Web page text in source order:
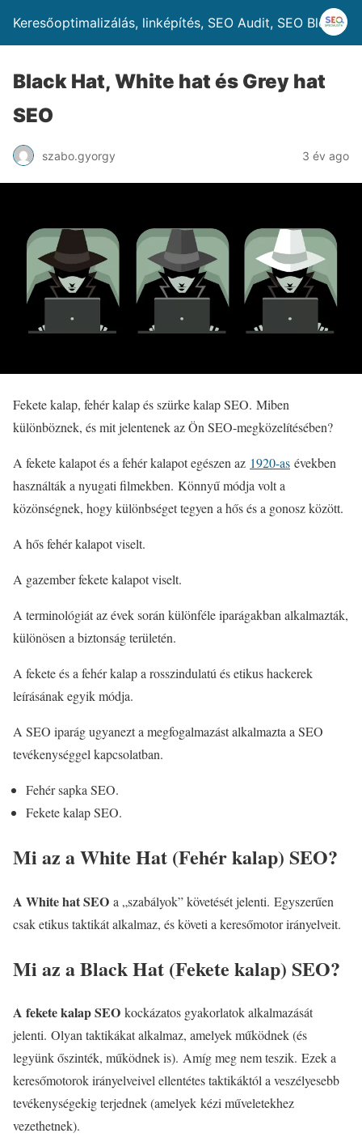
Keresőoptimalizálás, linképítés, SEO Audit, SEO Blog
Black Hat, White hat és Grey hat
SEO
szabo.gyorgy 3 év ago
Fekete kalap, fehér kalap és szürke kalap SEO. Miben
különböznek, és mit jelentenek az Ön SEO-megközelítésében?
A fekete kalapot és a fehér kalapot egészen az 1920-as években
használták a nyugati filmekben. Könnyű módja volt a
közönségnek, hogy különbséget tegyen a hős és a gonosz között.
A hős fehér kalapot viselt.
A gazember fekete kalapot viselt.
A terminológiát az évek során különféle iparágakban alkalmazták,
különösen a biztonság területén.
A fekete és a fehér kalap a rosszindulatú és etikus hackerek
leírásának egyik módja.
A SEO iparág ugyanezt a megfogalmazást alkalmazta a SEO
tevékenységgel kapcsolatban.
Fehér sapka SEO.
Fekete kalap SEO.
Mi az a White Hat (Fehér kalap) SEO?
A White hat SEO a „szabályok” követését jelenti. Egyszerűen
csak etikus taktikát alkalmaz, és követi a keresőmotor irányelveit.
Mi az a Black Hat (Fekete kalap) SEO?
A fekete kalap SEO kockázatos gyakorlatok alkalmazását
jelenti. Olyan taktikákat alkalmaz, amelyek működnek (és
legyünk őszinték, működnek is). Amíg meg nem teszik. Ezek a
keresőmotorok irányelveivel ellentétes taktikáktól a veszélyesebb
tevékenységekig terjednek (amelyek kézi műveletekhez
vezethetnek).